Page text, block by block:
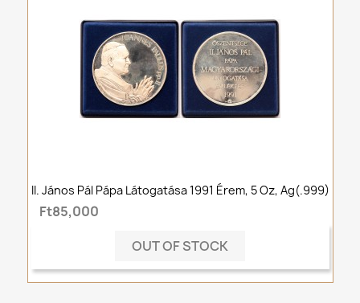
II. János Pál Pápa Látogatása 1991 Érem, 5 Oz, Ag(.999)
Ft85,000
OUT OF STOCK